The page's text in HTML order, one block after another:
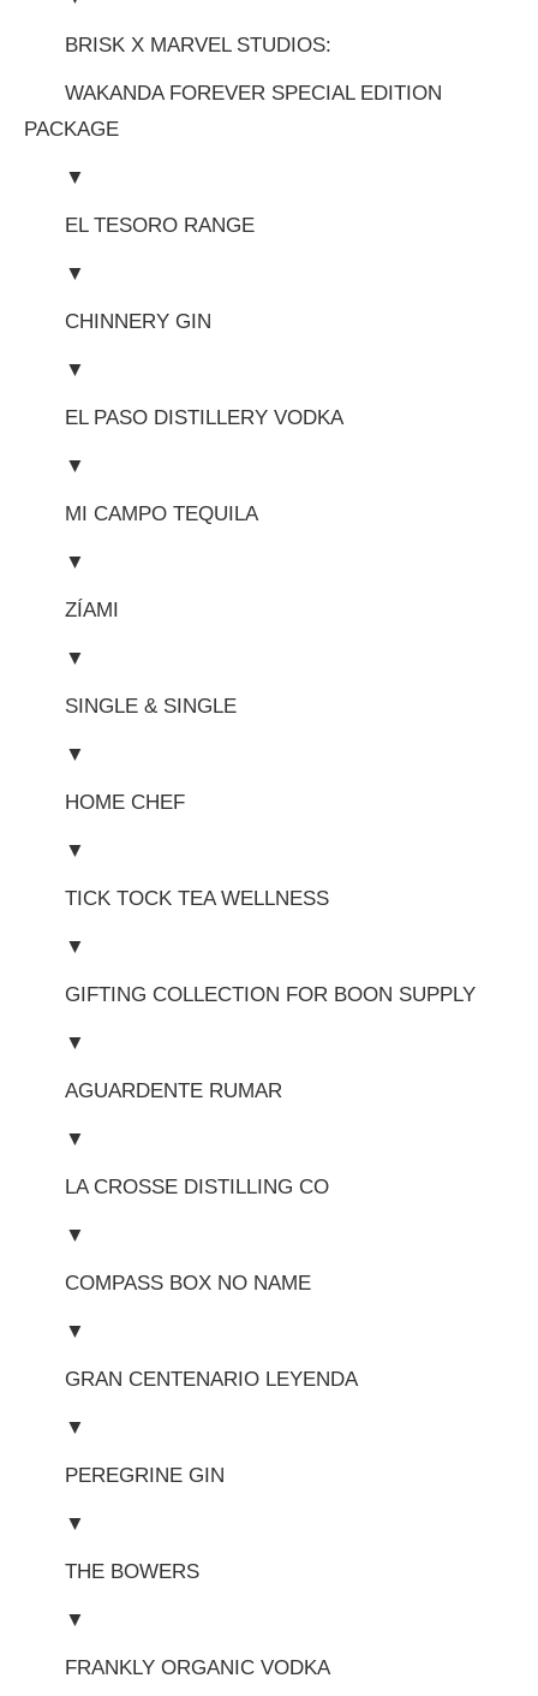
BRISK X MARVEL STUDIOS:
WAKANDA FOREVER SPECIAL EDITION
PACKAGE
▼
EL TESORO RANGE
▼
CHINNERY GIN
▼
EL PASO DISTILLERY VODKA
▼
MI CAMPO TEQUILA
▼
ZÍAMI
▼
SINGLE & SINGLE
▼
HOME CHEF
▼
TICK TOCK TEA WELLNESS
▼
GIFTING COLLECTION FOR BOON SUPPLY
▼
AGUARDENTE RUMAR
▼
LA CROSSE DISTILLING CO
▼
COMPASS BOX NO NAME
▼
GRAN CENTENARIO LEYENDA
▼
PEREGRINE GIN
▼
THE BOWERS
▼
FRANKLY ORGANIC VODKA